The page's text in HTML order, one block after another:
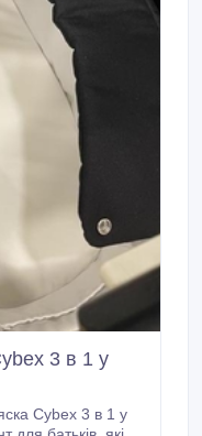
3 в 1 у
Cybex 3 в 1 у